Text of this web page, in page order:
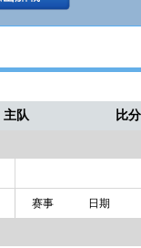
主队 比分
赛事 日期